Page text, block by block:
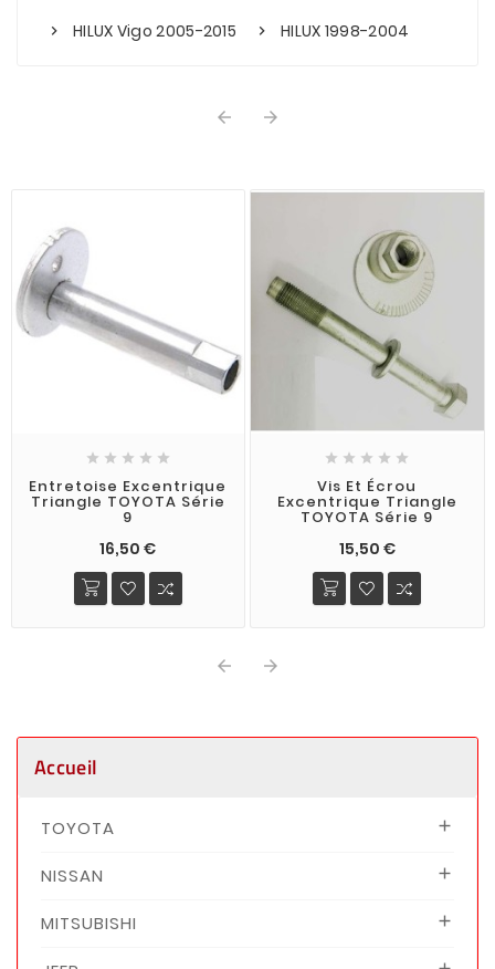
HILUX Vigo 2005-2015 HILUX 1998-2004
 
    
Entretoise Excentrique
Triangle TOYOTA Série
9
16,50 €
    
Vis Et Écrou
Excentrique Triangle
TOYOTA Série 9
15,50 €
 
Accueil
TOYOTA 
NISSAN 
MITSUBISHI 